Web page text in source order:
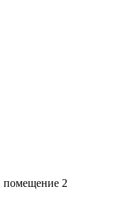
помещение 2